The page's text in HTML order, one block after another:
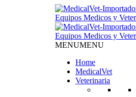
MENUMENU
Home
MedicalVet
Veterinaria